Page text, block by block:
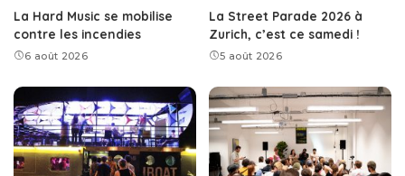
La Hard Music se mobilise
contre les incendies
6 août 2026
La Street Parade 2026 à
Zurich, c’est ce samedi !
5 août 2026